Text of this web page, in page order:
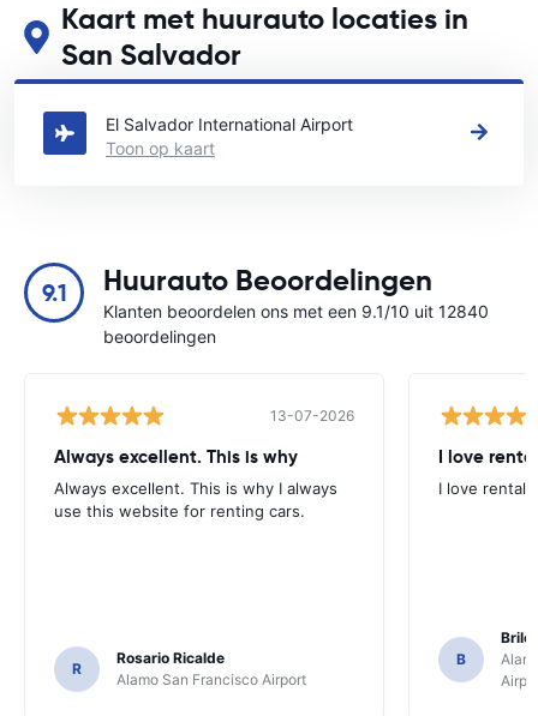
Kaart met huurauto locaties in
San Salvador
Zie onze belangrijkste autoverhuur locaties in San Salvador
El Salvador International Airport
Toon op kaart
9.1 Huurauto Beoordelingen
Klanten beoordelen ons met een 9.1/10 uit 12840
beoordelingen
13-07-2026
Always excellent. This is why
Always excellent. This is why I always
use this website for renting cars.
R
Rosario Ricalde
Alamo San Francisco Airport
I love
I love rental
B